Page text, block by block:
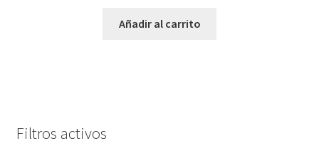
originalactual
Añadir al carrito
Filtros activos